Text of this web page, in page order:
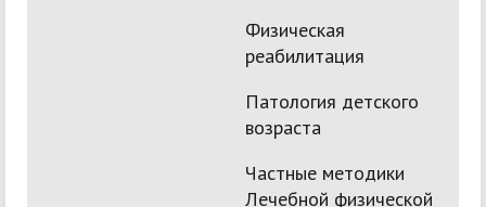
Физическая
реабилитация
Патология детского
возраста
Частные методики
Лечебной физической